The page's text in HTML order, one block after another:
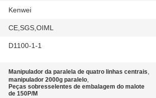
Kenwei
CE,SGS,OIML
D1100-1-1
Manipulador da paralela de quatro linhas centrais,
manipulador 2000g paralelo,
Peças sobresselentes de embalagem do malote
de 150P/M